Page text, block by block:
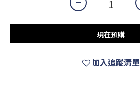
現在預購
加入追蹤清單